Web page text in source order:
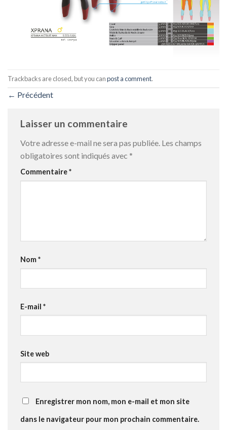
Trackbacks are closed, but you canpost a comment.
← Précédent
Laisser un commentaire
Votre adresse e-mail ne sera pas publiée. Les champs
obligatoires sont indiqués avec *
Commentaire*
Nom*
E-mail *
Site web
Enregistrer mon nom, mon e-mail et mon site
dans le navigateur pour mon prochain commentaire.